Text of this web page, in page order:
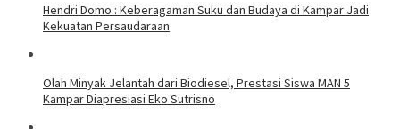
Hendri Domo : Keberagaman Suku dan Budaya di Kampar Jadi
Kekuatan Persaudaraan
Olah Minyak Jelantah dari Biodiesel, Prestasi Siswa MAN 5
Kampar Diapresiasi Eko Sutrisno